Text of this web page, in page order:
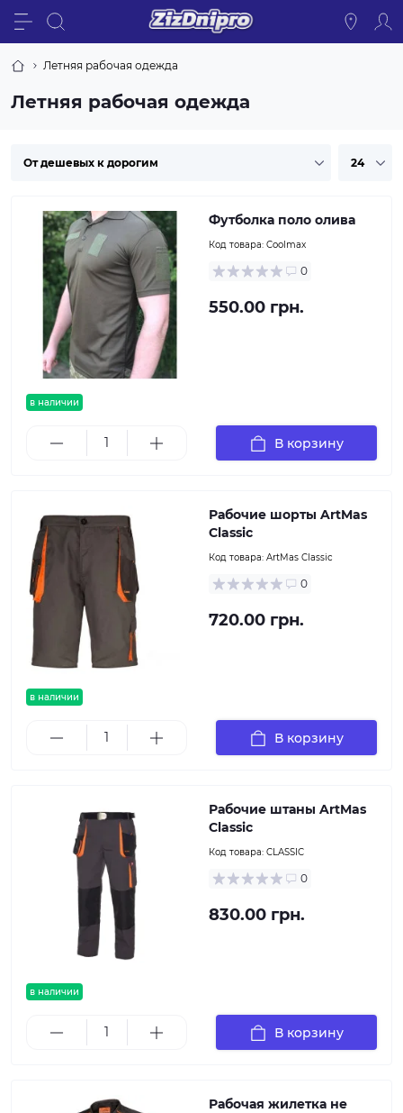
Летняя рабочая одежда
Летняя рабочая одежда
в наличии
Футболка поло олива
Код товара: Coolmax
0
550.00 грн.
В корзину
в наличии
Рабочие шорты ArtMas
Classic
Код товара: ArtMas Classic
0
720.00 грн.
В корзину
в наличии
Рабочие штаны ArtMas
Classic
Код товара: CLASSIC
0
830.00 грн.
В корзину
Рабочая жилетка не